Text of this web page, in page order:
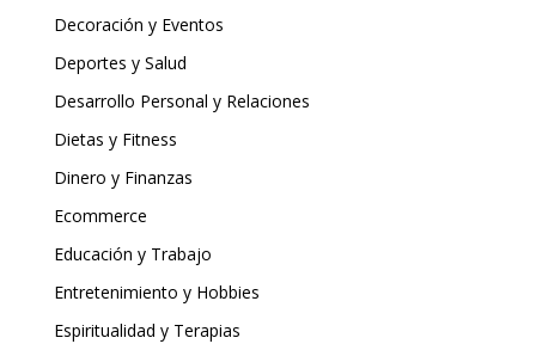
Decoración y Eventos
Deportes y Salud
Desarrollo Personal y Relaciones
Dietas y Fitness
Dinero y Finanzas
Ecommerce
Educación y Trabajo
Entretenimiento y Hobbies
Espiritualidad y Terapias